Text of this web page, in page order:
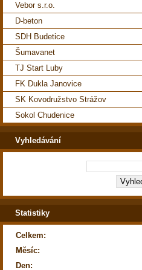
Vebor s.r.o.
D-beton
SDH Budetice
Šumavanet
TJ Start Luby
FK Dukla Janovice
SK Kovodružstvo Strážov
Sokol Chudenice
Vyhledávání
Statistiky
Celkem:
Měsíc:
Den: